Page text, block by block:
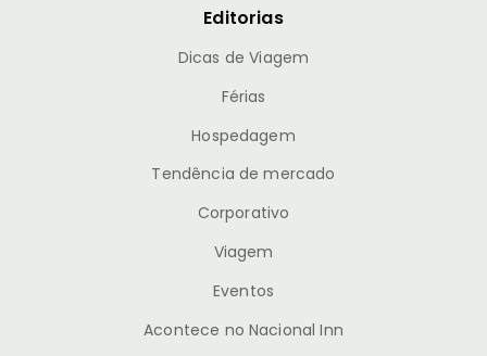
Editorias
Dicas de Viagem
Férias
Hospedagem
Tendência de mercado
Corporativo
Viagem
Eventos
Acontece no Nacional Inn